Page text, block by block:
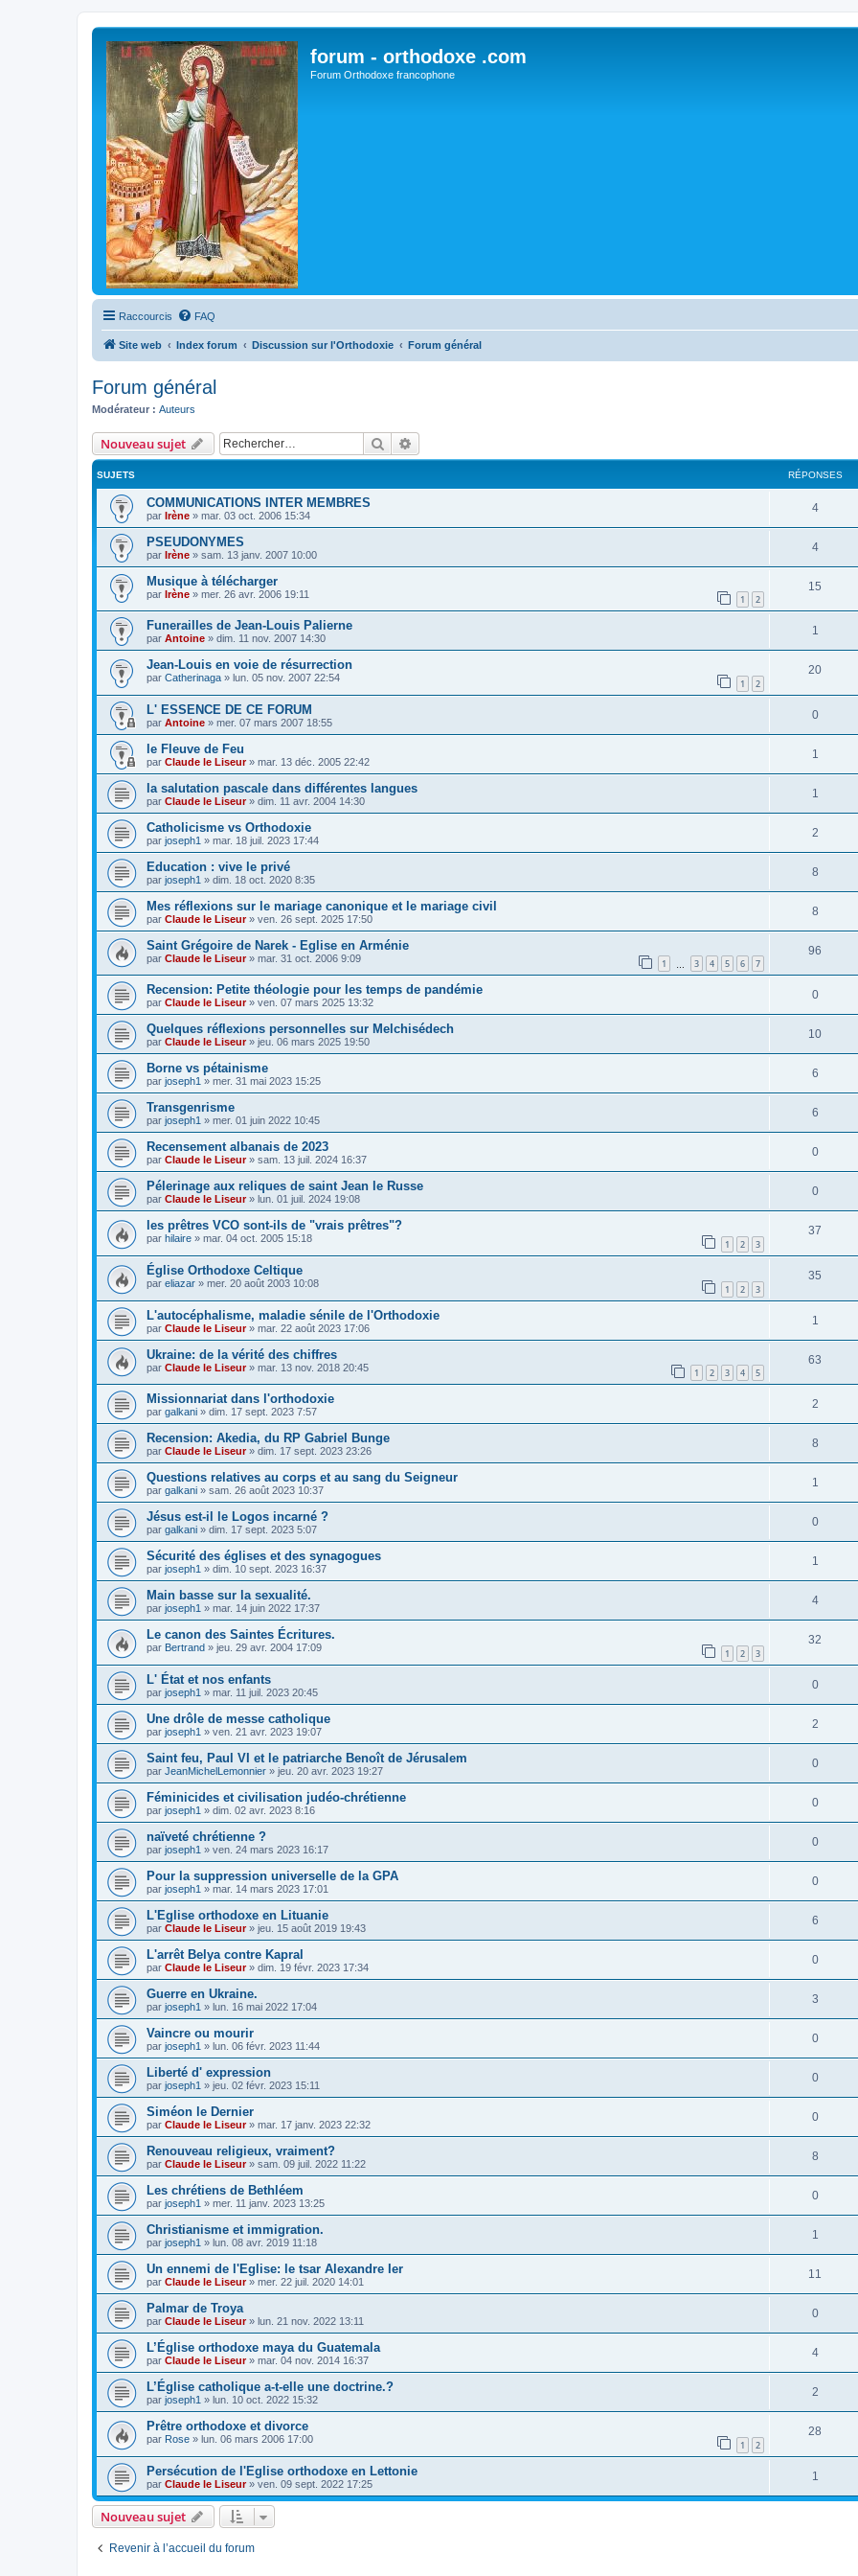
forum - orthodoxe .com
Forum Orthodoxe francophone
Raccourcis FAQ
Site web Index forum Discussion sur l'Orthodoxie Forum général
Forum général
Modérateur : Auteurs
Nouveau sujet Rechercher
SUJETS RÉPONSES
COMMUNICATIONS INTER MEMBRES
par Irène » mar. 03 oct. 2006 15:34
4
PSEUDONYMES
par Irène » sam. 13 janv. 2007 10:00
4
Musique à télécharger
par Irène » mer. 26 avr. 2006 19:11 1 2
15
Funerailles de Jean-Louis Palierne
par Antoine » dim. 11 nov. 2007 14:30
1
Jean-Louis en voie de résurrection
par Catherinaga » lun. 05 nov. 2007 22:54 1 2
20
L' ESSENCE DE CE FORUM
par Antoine » mer. 07 mars 2007 18:55
0
le Fleuve de Feu
par Claude le Liseur» mar. 13 déc. 2005 22:42
1
la salutation pascale dans différentes langues
par Claude le Liseur» dim. 11 avr. 2004 14:30
1
Catholicisme vs Orthodoxie
par joseph1 » mar. 18 juil. 2023 17:44
2
Education : vive le privé
par joseph1 » dim. 18 oct. 2020 8:35
8
Mes réflexions sur le mariage canonique et le mariage civil
par Claude le Liseur» ven. 26 sept. 2025 17:50
8
Saint Grégoire de Narek - Eglise en Arménie
par Claude le Liseur» mar. 31 oct. 2006 9:09 1 3 4 5 6 7
96
Recension: Petite théologie pour les temps de pandémie
par Claude le Liseur» ven. 07 mars 2025 13:32
0
Quelques réflexions personnelles sur Melchisédech
par Claude le Liseur» jeu. 06 mars 2025 19:50
10
Borne vs pétainisme
par joseph1 » mer. 31 mai 2023 15:25
6
Transgenrisme
par joseph1 » mer. 01 juin 2022 10:45
6
Recensement albanais de 2023
par Claude le Liseur» sam. 13 juil. 2024 16:37
0
Pélerinage aux reliques de saint Jean le Russe
par Claude le Liseur» lun. 01 juil. 2024 19:08
0
les prêtres VCO sont-ils de "vrais prêtres"?
par hilaire » mar. 04 oct. 2005 15:18 1 2 3
37
Église Orthodoxe Celtique
par eliazar » mer. 20 août 2003 10:08 1 2 3
35
L'autocéphalisme, maladie sénile de l'Orthodoxie
par Claude le Liseur» mar. 22 août 2023 17:06
1
Ukraine: de la vérité des chiffres
par Claude le Liseur» mar. 13 nov. 2018 20:45 1 2 3 4 5
63
Missionnariat dans l'orthodoxie
par galkani » dim. 17 sept. 2023 7:57
2
Recension: Akedia, du RP Gabriel Bunge
par Claude le Liseur» dim. 17 sept. 2023 23:26
8
Questions relatives au corps et au sang du Seigneur
par galkani » sam. 26 août 2023 10:37
1
Jésus est-il le Logos incarné ?
par galkani » dim. 17 sept. 2023 5:07
0
Sécurité des églises et des synagogues
par joseph1 » dim. 10 sept. 2023 16:37
1
Main basse sur la sexualité.
par joseph1 » mar. 14 juin 2022 17:37
4
Le canon des Saintes Écritures.
par Bertrand » jeu. 29 avr. 2004 17:09 1 2 3
32
L' État et nos enfants
par joseph1 » mar. 11 juil. 2023 20:45
0
Une drôle de messe catholique
par joseph1 » ven. 21 avr. 2023 19:07
2
Saint feu, Paul VI et le patriarche Benoît de Jérusalem
par JeanMichelLemonnier » jeu. 20 avr. 2023 19:27
0
Féminicides et civilisation judéo-chrétienne
par joseph1 » dim. 02 avr. 2023 8:16
0
naïveté chrétienne ?
par joseph1 » ven. 24 mars 2023 16:17
0
Pour la suppression universelle de la GPA
par joseph1 » mar. 14 mars 2023 17:01
0
L'Eglise orthodoxe en Lituanie
par Claude le Liseur» jeu. 15 août 2019 19:43
6
L'arrêt Belya contre Kapral
par Claude le Liseur» dim. 19 févr. 2023 17:34
0
Guerre en Ukraine.
par joseph1 » lun. 16 mai 2022 17:04
3
Vaincre ou mourir
par joseph1 » lun. 06 févr. 2023 11:44
0
Liberté d' expression
par joseph1 » jeu. 02 févr. 2023 15:11
0
Siméon le Dernier
par Claude le Liseur» mar. 17 janv. 2023 22:32
0
Renouveau religieux, vraiment?
par Claude le Liseur» sam. 09 juil. 2022 11:22
8
Les chrétiens de Bethléem
par joseph1 » mer. 11 janv. 2023 13:25
0
Christianisme et immigration.
par joseph1 » lun. 08 avr. 2019 11:18
1
Un ennemi de l'Eglise: le tsar Alexandre Ier
par Claude le Liseur» mer. 22 juil. 2020 14:01
11
Palmar de Troya
par Claude le Liseur» lun. 21 nov. 2022 13:11
0
L’Église orthodoxe maya du Guatemala
par Claude le Liseur» mar. 04 nov. 2014 16:37
4
L’Église catholique a-t-elle une doctrine.?
par joseph1 » lun. 10 oct. 2022 15:32
2
Prêtre orthodoxe et divorce
par Rose » lun. 06 mars 2006 17:00 1 2
28
Persécution de l'Eglise orthodoxe en Lettonie
par Claude le Liseur» ven. 09 sept. 2022 17:25
1
Nouveau sujet
Revenir à l’accueil du forum